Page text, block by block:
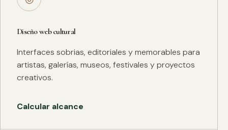
Diseño web cultural
Interfaces sobrias, editoriales y memorables para
artistas, galerías, museos, festivales y proyectos
creativos.
Calcular alcance